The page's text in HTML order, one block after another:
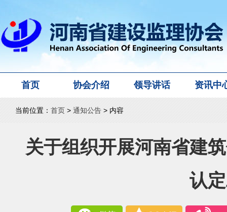
首页 协会介绍 领导讲话 资讯中
当前位置：首页>通知公告> 内容
关于组织开展河南省建
认